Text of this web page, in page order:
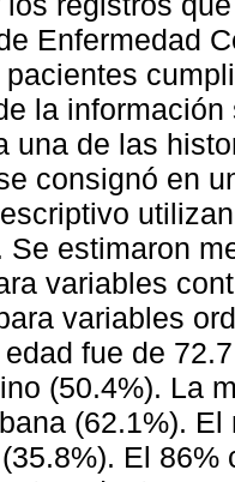
Enfermedad
la
una de las
consignó en
Se estimaron
variables
variables
fue de
(50.4%). La
(62.1%).
El 86%